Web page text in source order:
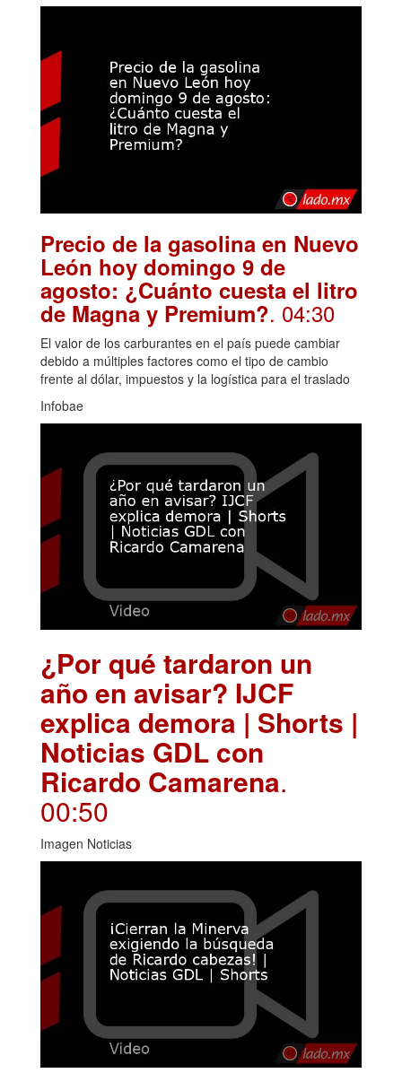
Precio de la gasolina en Nuevo
León hoy domingo 9 de
agosto: ¿Cuánto cuesta el litro
de Magna y Premium?. 04:30
El valor de los carburantes en el país puede cambiar
debido a múltiples factores como el tipo de cambio
frente al dólar, impuestos y la logística para el traslado
Infobae
¿Por qué tardaron un
año en avisar? IJCF
explica demora | Shorts |
Noticias GDL con
Ricardo Camarena.
00:50
Imagen Noticias